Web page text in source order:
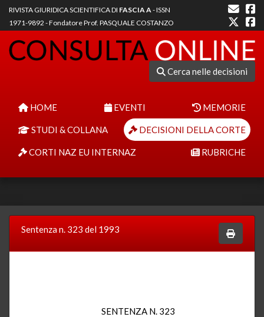
RIVISTA GIURIDICA SCIENTIFICA DI FASCIA A- ISSN
1971-9892 - Fondatore Prof. PASQUALE COSTANZO
Cerca nelle decisioni
HOME EVENTI MEMORIE
STUDI & COLLANA DECISIONI DELLA CORTE
CORTI NAZ EU INTERNAZ RUBRICHE
Sentenza n. 323 del 1993
SENTENZA N. 323